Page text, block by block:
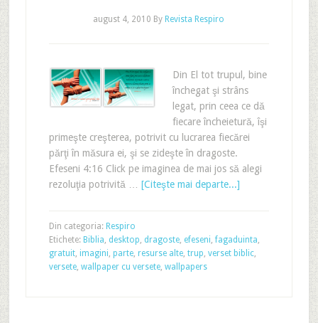
august 4, 2010 By Revista Respiro
Din El tot trupul, bine
închegat şi strâns
legat, prin ceea ce dă
fiecare încheietură, îşi
primeşte creşterea, potrivit cu lucrarea fiecărei
părţi în măsura ei, şi se zideşte în dragoste.
Efeseni 4:16 Click pe imaginea de mai jos să alegi
rezoluţia potrivită … [Citeşte mai departe...]
Din categoria: Respiro
Etichete: Biblia, desktop, dragoste, efeseni,fagaduinta,
gratuit, imagini, parte, resurse alte, trup, verset biblic,
versete, wallpaper cu versete, wallpapers